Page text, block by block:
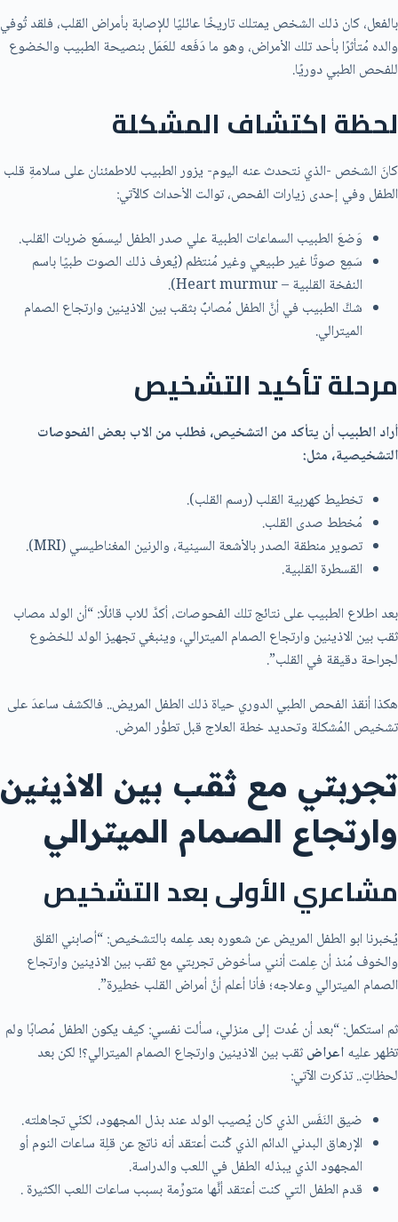
بالفعل، كان ذلك الشخص يمتلك تاريخًا عائليًا للإصابة بأمراض القلب، فلقد تُوفي
والده مُتأثرًا بأحد تلك الأمراض، وهو ما دَفَعه للعَمَل بنصيحة الطبيب والخضوع
للفحص الطبي دوريًا.
لحظة اكتشاف المشكلة
كانَ الشخص -الذي نتحدث عنه اليوم- يزور الطبيب للاطمئنان على سلامةِ قلب
الطفل وفي إحدى زيارات الفحص، توالت الأحداث كالآتي:
وَضعَ الطبيب السماعات الطبية علي صدر الطفل ليسمَع ضربات القلب.
سَمِع صوتًا غير طبيعي وغير مُنتظم (يُعرف ذلك الصوت طبيًا باسم
النفخة القلبية – Heart murmur).
شكَّ الطبيب في أنَّ الطفل مُصابٌ بثقب بين الاذينين وارتجاع الصمام
الميترالي.
مرحلة تأكيد التشخيص
أراد الطبيب أن يتأكد من التشخيص، فطلب من الاب بعض الفحوصات
التشخيصية، مثل:
تخطيط كهربية القلب (رسم القلب).
مُخطط صدى القلب.
تصوير منطقة الصدر بالأشعة السينية، والرنين المغناطيسي (MRI).
القسطرة القلبية.
بعد اطلاع الطبيب على نتائج تلك الفحوصات، أكدَّ للاب قائلًا: “أن الولد مصاب
ثقب بين الاذينين وارتجاع الصمام الميترالي، وينبغي تجهيز الولد للخضوع
لجراحة دقيقة في القلب”.
هكذا أنقذ الفحص الطبي الدوري حياة ذلك الطفل المريض.. فالكشف ساعدَ على
تشخيص المُشكلة وتحديد خطة العلاج قبل تطوُّر المرض.
تجربتي مع ثقب بين الاذينين
وارتجاع الصمام الميترالي
مشاعري الأولى بعد التشخيص
يُخبرنا ابو الطفل المريض عن شعوره بعد عِلمه بالتشخيص: “أصابني القلق
والخوف مُنذ أن عِلمت أنني سأخوض تجربتي مع ثقب بين الاذينين وارتجاع
الصمام الميترالي وعلاجه؛ فأنا أعلم أنَّ أمراض القلب خطيرة”.
ثم استكمل: “بعد أن عُدت إلى منزلي، سألت نفسي: كيف يكون الطفل مُصابًا ولم
تظهر عليهاعراضثقب بين الاذينين وارتجاع الصمام الميترالي؟! لكن بعد
لحظاتٍ.. تذكرت الآتي:
ضيق النَفَس الذي كان يُصيب الولد عند بذل المجهود، لكنّي تجاهلته.
الإرهاق البدني الدائم الذي كُنت أعتقد أنه ناتج عن قلِة ساعات النوم أو
المجهود الذي يبذله الطفل في اللعب والدراسة.
قدم الطفل التي كنت أعتقد أنَّها متورِّمة بسبب ساعات اللعب الكثيرة .